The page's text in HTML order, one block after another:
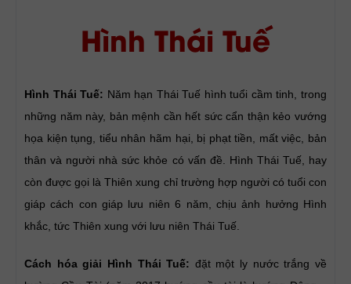
Hình Thái Tuế
Hình Thái Tuế: Năm hạn Thái Tuế hình tuổi cầm tinh, trong
những năm này, bản mệnh cần hết sức cẩn thận kẻo vướng
họa kiện tụng, tiểu nhân hãm hại, bị phạt tiền, mất việc, bản
thân và người nhà sức khỏe có vấn đề. Hình Thái Tuế, hay
còn được gọi là Thiên xung chỉ trường hợp người có tuổi con
giáp cách con giáp lưu niên 6 năm, chịu ảnh hưởng Hình
khắc, tức Thiên xung với lưu niên Thái Tuế.
Cách hóa giải Hình Thái Tuế: đặt một ly nước trắng về